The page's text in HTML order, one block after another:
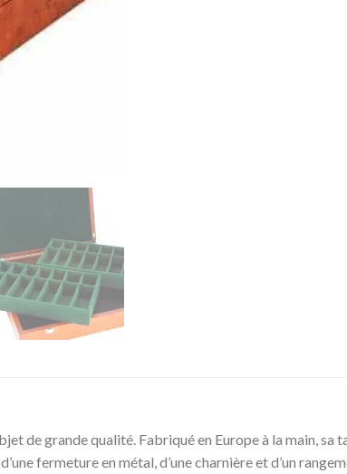
de grande qualité. Fabriqué en Europe à la main,
fermeture en métal, d’une charnière et d’un